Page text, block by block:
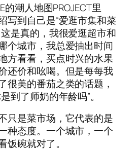
的潮人地图PROJECT里
写到自己是“爱逛市集和菜
是真的，我很爱逛超市和
个城市，我总爱抽出时间
方看看，买点时兴的水果
还价和吆喝。但是每每我
很美的番茄之类的话题，
到了师奶的年龄吗”。
只是菜市场，它代表的是
种态度。一个城市，一个
饭碗就对了。